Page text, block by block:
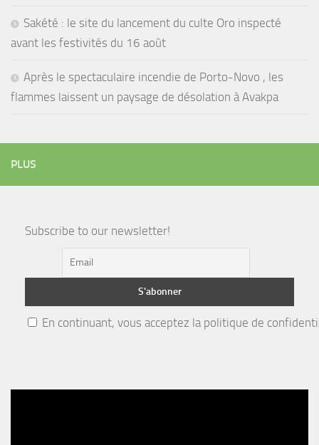
Sakété : le site du lancement du culte Oro inspecté
avant les festivités du 16 août
Après le spectaculaire incendie de Porto-Novo , les
flammes laissent un paysage de désolation à Avakpa
PLUS
Subscribe to our newsletter!
En continuant, vous acceptez la politique de